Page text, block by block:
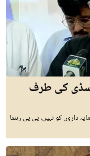
کی طرف
داروں کو نہیں، پی پی رہنما